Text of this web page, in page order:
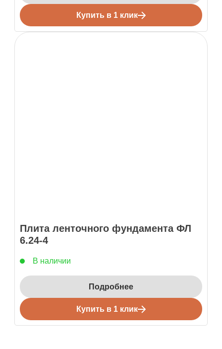
Купить в 1 клик
Плита ленточного фундамента ФЛ
6.24-4
В наличии
Подробнее
Купить в 1 клик